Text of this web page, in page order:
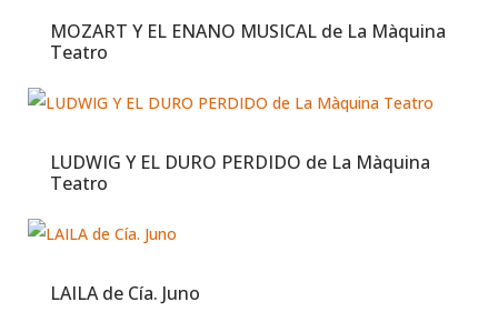
MOZART Y EL ENANO MUSICAL de La Màquina
Teatro
LUDWIG Y EL DURO PERDIDO de La Màquina
Teatro
LAILA de Cía. Juno